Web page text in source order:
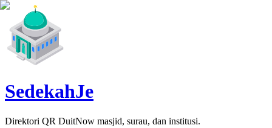
SedekahJe
Direktori QR DuitNow masjid, surau, dan institusi.